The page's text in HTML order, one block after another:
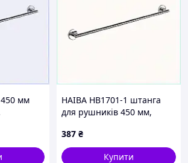
мм
HAIBA HB1701-1 штанга
для рушників 450 мм,
387 ₴
Купити